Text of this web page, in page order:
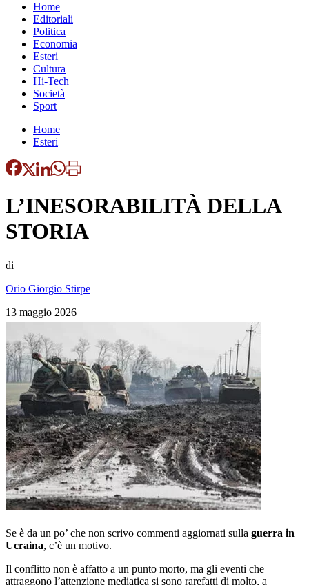
Home
Editoriali
Politica
Economia
Esteri
Cultura
Hi-Tech
Società
Sport
Home
Esteri
L’INESORABILITÀ DELLA
STORIA
di
Orio Giorgio Stirpe
13 maggio 2026
Se è da un po’ che non scrivo commenti aggiornati sulla guerra in
Ucraina, c’è un motivo.
Il conflitto non è affatto a un punto morto, ma gli eventi che
attraggono l’attenzione mediatica si sono rarefatti di molto, a